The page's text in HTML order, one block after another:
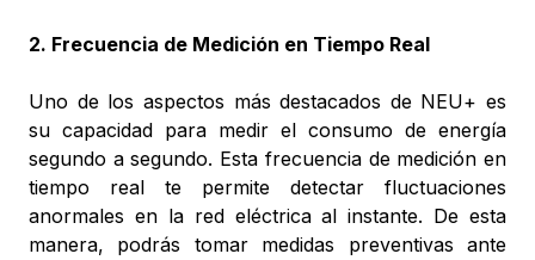
2. Frecuencia de Medición en Tiempo Real
Uno de los aspectos más destacados de NEU+ es
su capacidad para medir el consumo de energía
segundo a segundo. Esta frecuencia de medición en
tiempo real te permite detectar fluctuaciones
anormales en la red eléctrica al instante. De esta
manera, podrás tomar medidas preventivas ante